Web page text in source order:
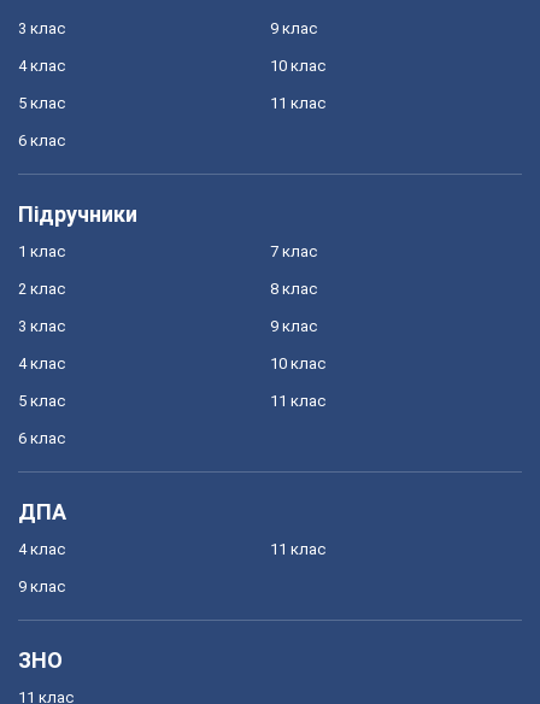
3 клас
4 клас
5 клас
6 клас
9 клас
10 клас
11 клас
Підручники
1 клас
2 клас
3 клас
4 клас
5 клас
6 клас
7 клас
8 клас
9 клас
10 клас
11 клас
ДПА
4 клас
9 клас
11 клас
ЗНО
11 клас